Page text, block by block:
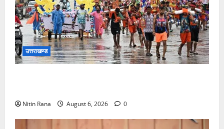
उत्तराखण्ड
Nitin Rana August 6, 2026 0